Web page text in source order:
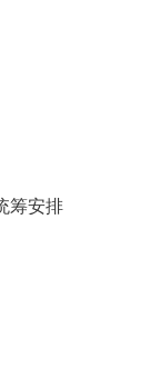
筹安排